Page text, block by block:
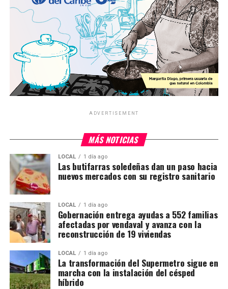
ADVERTISEMENT
MÁS NOTICIAS
LOCAL 1 día ago
Las butifarras soledeñas dan un paso hacia
nuevos mercados con su registro sanitario
LOCAL 1 día ago
Gobernación entrega ayudas a 552 familias
afectadas por vendaval y avanza con la
reconstrucción de 19 viviendas
LOCAL 1 día ago
La transformación del Supermetro sigue en
marcha con la instalación del césped
híbrido